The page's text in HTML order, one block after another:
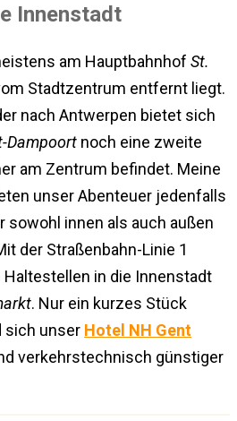
Innenstadt
am Hauptbahnhof St.
Stadtzentrum entfernt liegt.
nach Antwerpen bietet sich
Dampoort noch eine zweite
am Zentrum befindet. Meine
unser Abenteuer jedenfalls
sowohl innen als auch außen
der Straßenbahn-Linie 1
in die Innenstadt
. Nur ein kurzes Stück
sich unser Hotel NH Gent
verkehrstechnisch günstiger